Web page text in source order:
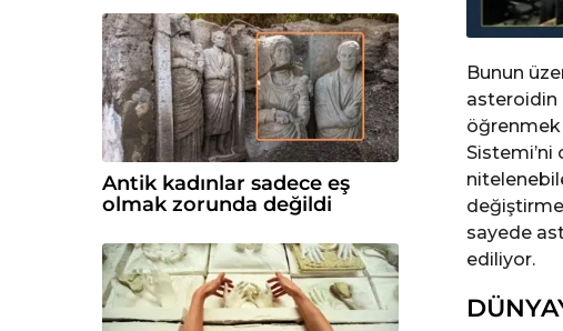
Bunun
asteroidin
öğrenmek
Sistemi’ni
sayede
ediliyor.
Antik kadınlar sadece eş
olmak zorunda değildi